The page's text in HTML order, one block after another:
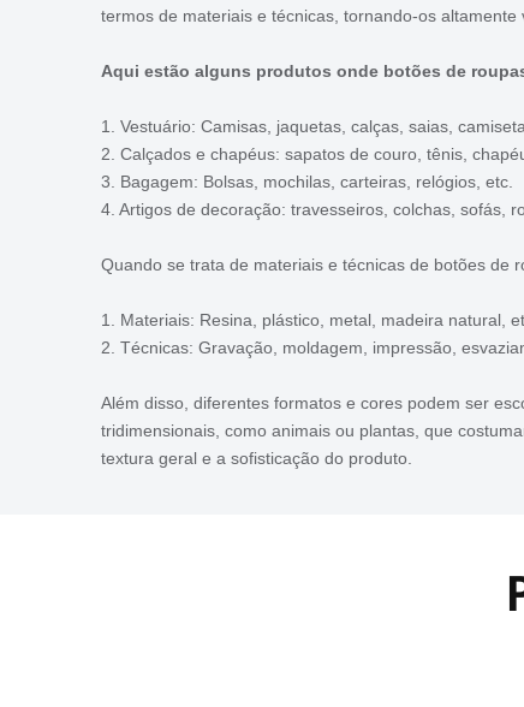
termos de materiais e técnicas, tornando-os altamente
Aqui estão alguns produtos onde botões de
1. Vestuário: Camisas, jaquetas, calças, saias,
2. Calçados e chapéus: sapatos de couro, tênis,
3. Bagagem: Bolsas, mochilas, carteiras, relógios, etc.
4. Artigos de decoração: travesseiros, colchas, sofás,
Quando se trata de materiais e técnicas de botões de
1. Materiais: Resina, plástico, metal, madeira natural,
2. Técnicas: Gravação, moldagem, impressão,
Além disso, diferentes formatos e cores podem ser
tridimensionais, como animais ou plantas, que
textura geral e a sofisticação do produto.